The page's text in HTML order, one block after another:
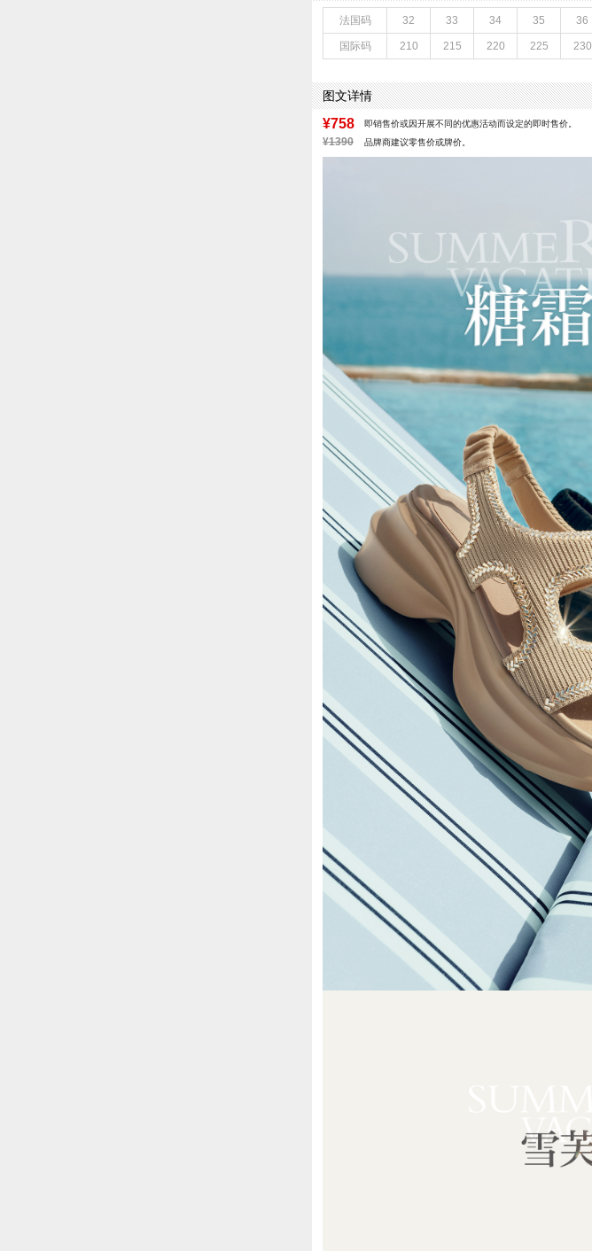
鞋底材质：IP射出底
里料材质：织物
鞋类流行款式：凉鞋
法国码 32 33 34 35 36
国际码 210 215 220 225 230
图文详情
¥758 即销售价或因开展不同的优惠活动而设定的即时售价。
¥1390 品牌商建议零售价或牌价。